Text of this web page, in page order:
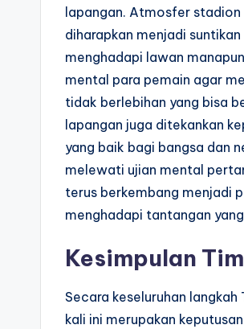
lapangan. Atmosfer
diharapkan menjadi
menghadapi lawan
mental para pemain agar
tidak berlebihan yang bisa
lapangan juga ditekankan
yang baik bagi bangsa dan
melewati ujian mental
terus berkembang menjadi
menghadapi tantangan
Kesimpulan
Secara keseluruhan
kali ini merupakan